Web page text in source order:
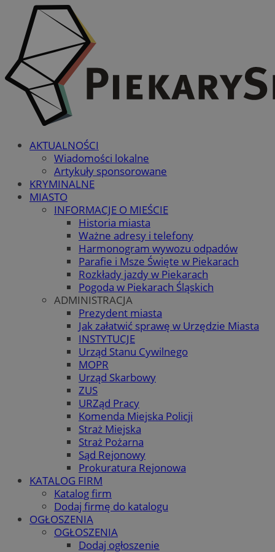
AKTUALNOŚCI
Wiadomości lokalne
Artykuły sponsorowane
KRYMINALNE
MIASTO
INFORMACJE O MIEŚCIE
Historia miasta
Ważne adresy i telefony
Harmonogram wywozu odpadów
Parafie i Msze Święte w Piekarach
Rozkłady jazdy w Piekarach
Pogoda w Piekarach Śląskich
ADMINISTRACJA
Prezydent miasta
Jak załatwić sprawę w Urzędzie Miasta
INSTYTUCJE
Urząd Stanu Cywilnego
MOPR
Urząd Skarbowy
ZUS
URZąd Pracy
Komenda Miejska Policji
Straż Miejska
Straż Pożarna
Sąd Rejonowy
Prokuratura Rejonowa
KATALOG FIRM
Katalog firm
Dodaj firmę do katalogu
OGŁOSZENIA
OGŁOSZENIA
Dodaj ogłoszenie